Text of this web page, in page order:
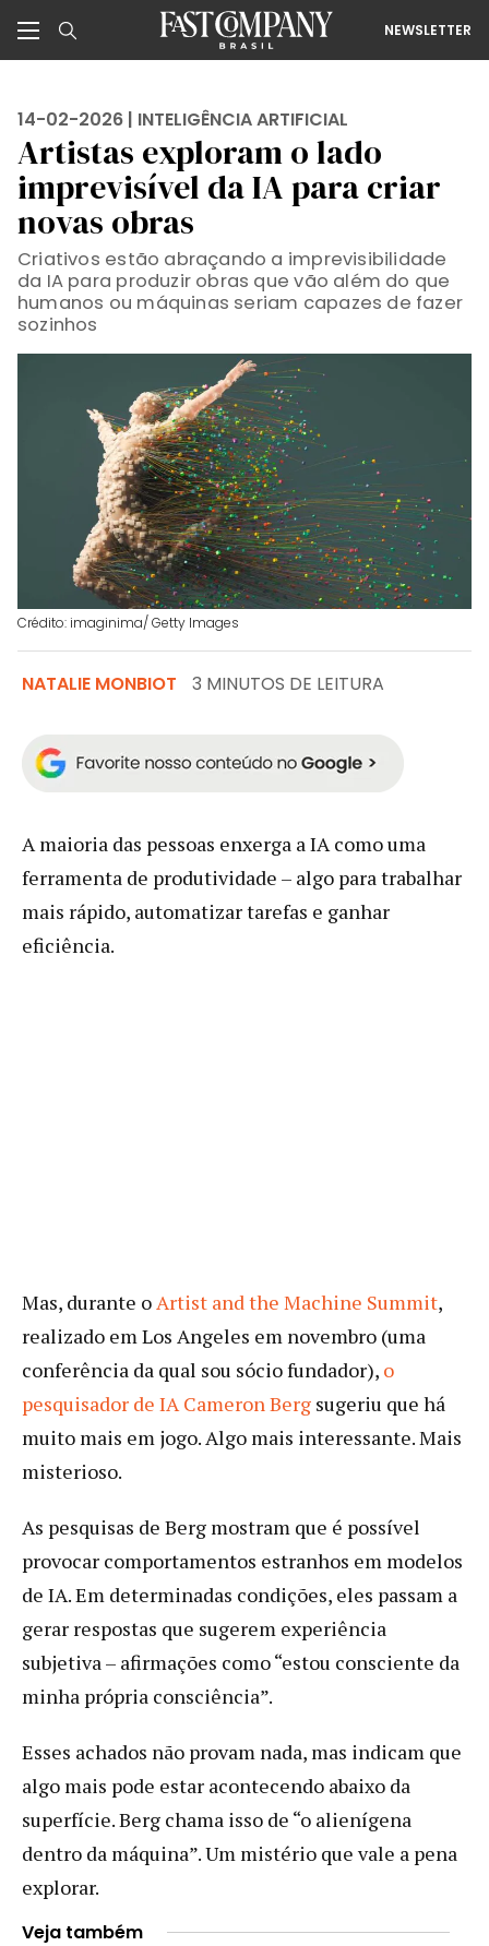
NEWSLETTER
14-02-2026 | INTELIGÊNCIA ARTIFICIAL
Artistas exploram o lado
imprevisível da IA para criar
novas obras
Criativos estão abraçando a imprevisibilidade
da IA para produzir obras que vão além do que
humanos ou máquinas seriam capazes de fazer
sozinhos
Crédito: imaginima/ Getty Images
NATALIE MONBIOT 3 MINUTOS DE LEITURA
A maioria das pessoas enxerga a IA como uma
ferramenta de produtividade – algo para trabalhar
mais rápido, automatizar tarefas e ganhar
eficiência.
Mas, durante oArtist and the Machine Summit,
realizado em Los Angeles em novembro (uma
conferência da qual sou sócio fundador), o
pesquisador de IA Cameron Berg sugeriu que há
muito mais em jogo. Algo mais interessante. Mais
misterioso.
As pesquisas de Berg mostram que é possível
provocar comportamentos estranhos em modelos
de IA. Em determinadas condições, eles passam a
gerar respostas que sugerem experiência
subjetiva – afirmações como “estou consciente da
minha própria consciência”.
Esses achados não provam nada, mas indicam que
algo mais pode estar acontecendo abaixo da
superfície. Berg chama isso de “o alienígena
dentro da máquina”. Um mistério que vale a pena
explorar.
Veja também